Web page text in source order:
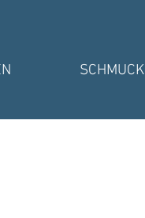
SCHMUCK